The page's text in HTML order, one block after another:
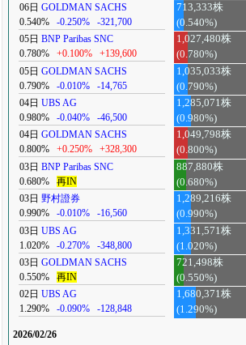
06日 GOLDMAN SACHS
0.540%
-0.250% -321,700
713,333株
(0.540%)
05日 BNP Paribas SNC
0.780%
+0.100% +139,600
1,027,480株
(0.780%)
05日 GOLDMAN SACHS
0.790%
-0.010% -14,765
1,035,033株
(0.790%)
04日 UBS AG
0.980%
-0.040% -46,500
1,285,071株
(0.980%)
04日 GOLDMAN SACHS
0.800%
+0.250% +328,300
1,049,798株
(0.800%)
03日 BNP Paribas SNC
0.680%
再IN
887,880株
(0.680%)
03日 野村證券
0.990%
-0.010% -16,560
1,289,216株
(0.990%)
03日 UBS AG
1.020%
-0.270% -348,800
1,331,571株
(1.020%)
03日 GOLDMAN SACHS
0.550%
再IN
721,498株
(0.550%)
02日 UBS AG
1.290%
-0.090% -128,848
1,680,371株
(1.290%)
2026/02/26